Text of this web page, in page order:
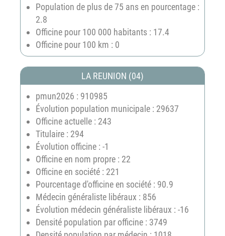
Population de plus de 75 ans en pourcentage :
2.8
Officine pour 100 000 habitants : 17.4
Officine pour 100 km : 0
LA REUNION (04)
pmun2026 : 910985
Évolution population municipale : 29637
Officine actuelle : 243
Titulaire : 294
Évolution officine : -1
Officine en nom propre : 22
Officine en société : 221
Pourcentage d'officine en société : 90.9
Médecin généraliste libéraux : 856
Évolution médecin généraliste libéraux : -16
Densité population par officine : 3749